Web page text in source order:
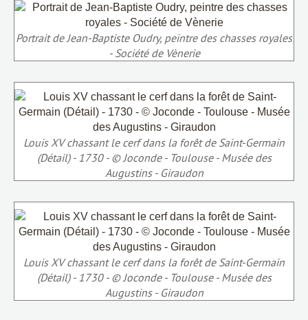
Portrait de Jean-Baptiste Oudry, peintre des chasses royales
- Société de Vènerie
Louis XV chassant le cerf dans la forêt de Saint-Germain
(Détail) - 1730 - © Joconde - Toulouse - Musée des
Augustins - Giraudon
Louis XV chassant le cerf dans la forêt de Saint-Germain
(Détail) - 1730 - © Joconde - Toulouse - Musée des
Augustins - Giraudon